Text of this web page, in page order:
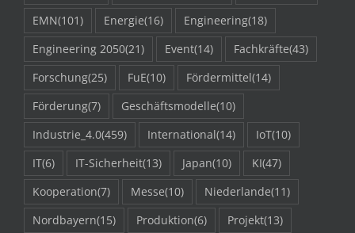
EMN(101) Energie(16) Engineering(18)
Engineering 2050(21) Event(14) Fachkräfte(43)
Forschung(25) FuE(10) Fördermittel(14)
Förderung(7) Geschäftsmodelle(10)
Industrie_4.0(459) International(14) IoT(10)
IT(6) IT-Sicherheit(13) Japan(10) KI(47)
Kooperation(7) Messe(10) Niederlande(11)
Nordbayern(15) Produktion(6) Projekt(13)